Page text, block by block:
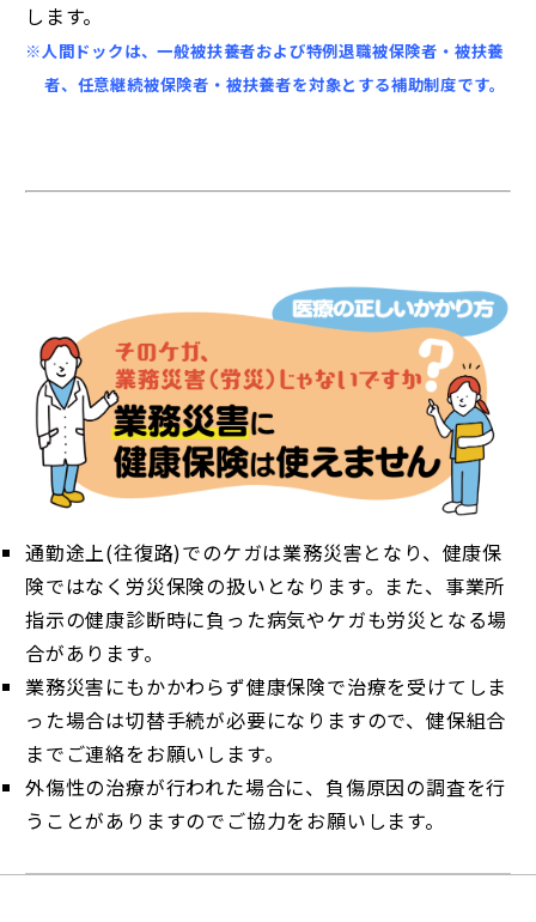
します。
※人間ドックは、一般被扶養者および特例退職被保険者・被扶養
者、任意継続被保険者・被扶養者を対象とする補助制度です。
通勤途上(往復路)でのケガは業務災害となり、健康保
険ではなく労災保険の扱いとなります。また、事業所
指示の健康診断時に負った病気やケガも労災となる場
合があります。
業務災害にもかかわらず健康保険で治療を受けてしま
った場合は切替手続が必要になりますので、健保組合
までご連絡をお願いします。
外傷性の治療が行われた場合に、負傷原因の調査を行
うことがありますのでご協力をお願いします。